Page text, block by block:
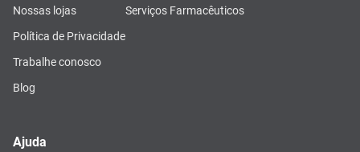
Nossas lojas
Política de Privacidade
Trabalhe conosco
Blog
Serviços Farmacêuticos
Ajuda